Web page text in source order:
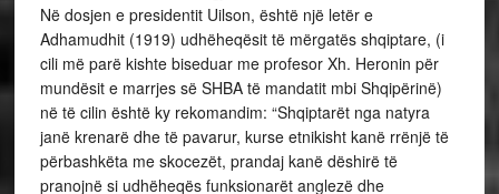
Në dosjen e presidentit Uilson, është një letër e
Adhamudhit (1919) udhëheqësit të mërgatës shqiptare, (i
cili më parë kishte biseduar me profesor Xh. Heronin për
mundësit e marrjes së SHBA të mandatit mbi Shqipërinë)
në të cilin është ky rekomandim: “Shqiptarët nga natyra
janë krenarë dhe të pavarur, kurse etnikisht kanë rrënjë të
përbashkëta me skocezët, prandaj kanë dëshirë të
pranojnë si udhëheqës funksionarët anglezë dhe